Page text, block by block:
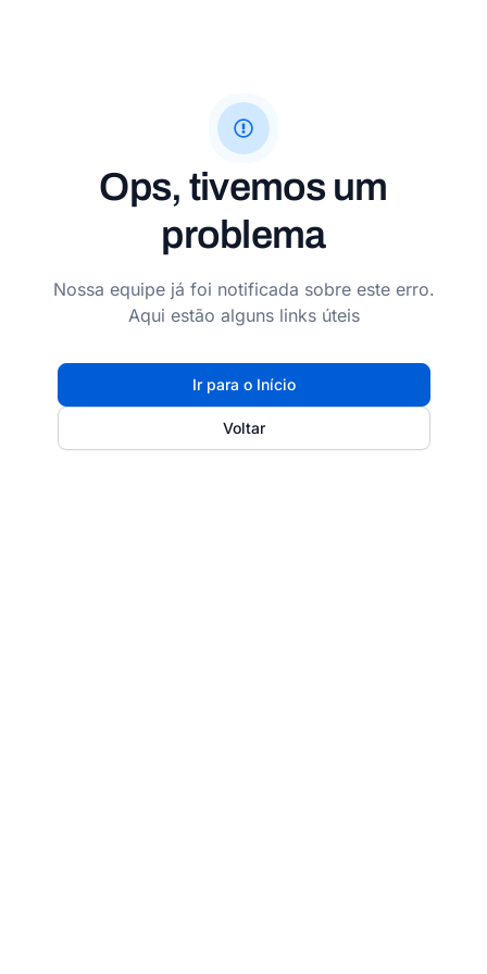
Ops, tivemos um
problema
Nossa equipe já foi notificada sobre este erro.
Aqui estão alguns links úteis
Ir para o Início
Voltar